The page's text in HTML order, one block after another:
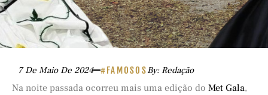
7 De Maio De 2024 #FAMOSOSBy: Redação
Na noite passada ocorreu mais uma edição do Met Gala,